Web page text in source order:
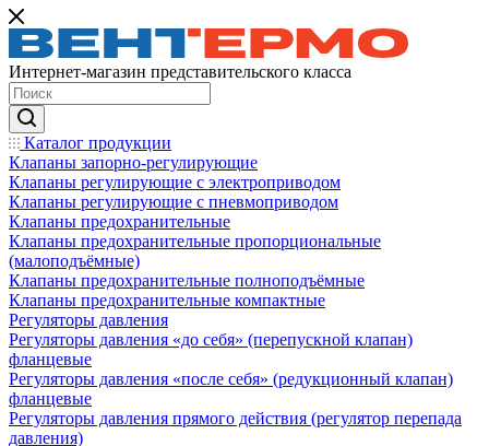
Интернет-магазин представительского класса
Каталог продукции
Клапаны запорно-регулирующие
Клапаны регулирующие с электроприводом
Клапаны регулирующие с пневмоприводом
Клапаны предохранительные
Клапаны предохранительные пропорциональные
(малоподъёмные)
Клапаны предохранительные полноподъёмные
Клапаны предохранительные компактные
Регуляторы давления
Регуляторы давления «до себя» (перепускной клапан)
фланцевые
Регуляторы давления «после себя» (редукционный клапан)
фланцевые
Регуляторы давления прямого действия (регулятор перепада
давления)